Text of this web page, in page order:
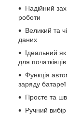
Надійний
роботи
Великий та
даних
Ідеальний
для початківців
Функція
заряду батареї
Просте та
Ручний